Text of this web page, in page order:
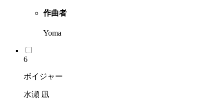
作曲者
Yoma
6
ボイジャー
水瀬 凪